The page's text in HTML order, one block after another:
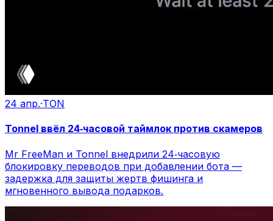
24 апр.·TON
Tonnel ввёл 24‑часовой таймлок против скамеров
Mr FreeMan и Tonnel внедрили 24‑часовую
блокировку переводов при добавлении бота —
задержка для защиты жертв фишинга и
мгновенного вывода подарков.